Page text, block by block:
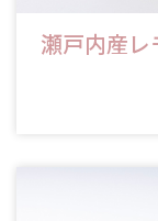
瀬戸内産